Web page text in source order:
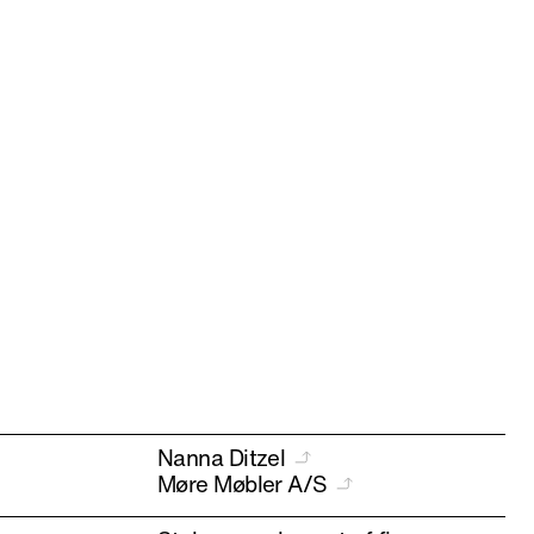
Nanna Ditzel
Møre Møbler A/S